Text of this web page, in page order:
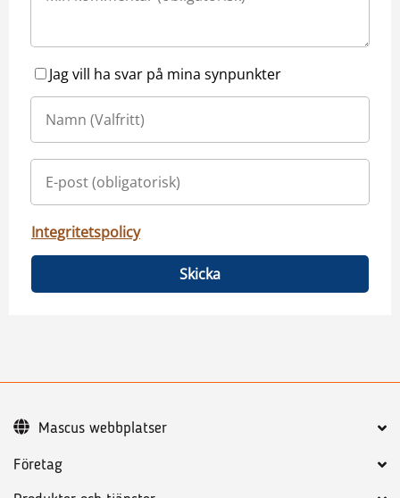
Jag vill ha svar på mina synpunkter
Integritetspolicy
Skicka
Företag
Mascus webbplatser